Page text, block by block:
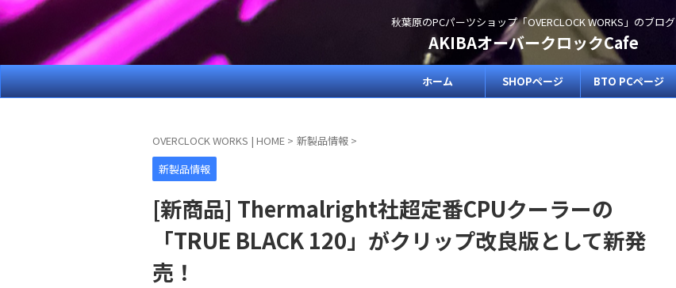
秋葉原のPCパーツショップ「OVERCLOCK WORKS」のブログ
AKIBAオーバークロックCafe
ホーム SHOPページ BTO PCページ
OVERCLOCK WORKS | HOME > 新製品情報 >
新製品情報
[新商品] Thermalright社超定番CPUクーラーの
「TRUE BLACK 120」がクリップ改良版として新発
売！